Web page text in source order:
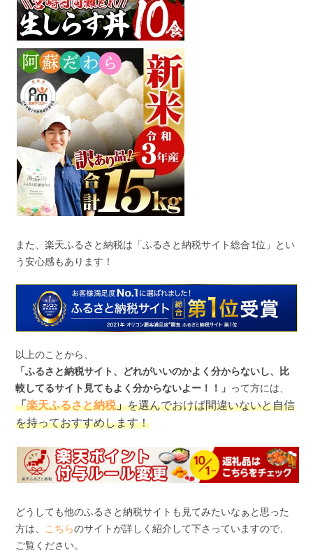
また、楽天ふるさと納税は「ふるさと納税サイト総合1位」とい
う安心感もあります！
以上のことから、
「ふるさと納税サイト、どれがいいのかよく分からないし、比
較してるサイト見てもよく分からないよー！！」 って方には、
「楽天ふるさと納税」を選んでおけば間違いないと自信
を持っておすすめします！
どうしても他のふるさと納税サイトも見てみたいなぁと思った
方は、 こちらのサイトが詳しく紹介して下さっていますので、
ご覧ください。